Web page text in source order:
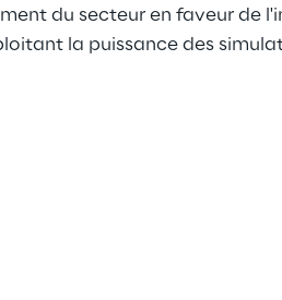
du secteur en faveur de
la puissance des